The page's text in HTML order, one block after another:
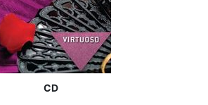
CD